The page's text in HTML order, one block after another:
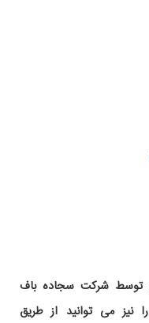
توسط شرکت سجاده باف
می توانید از طریق